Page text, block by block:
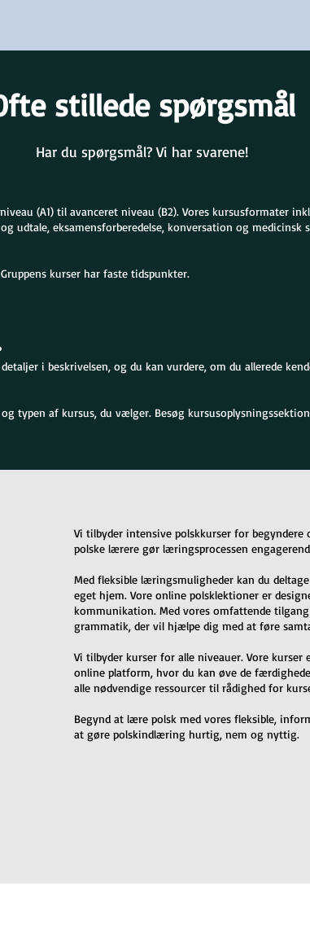
stillede spørgsmål
Har du spørgsmål? Vi har svarene!
(A1) til avanceret niveau (B2). Vores kursusformater
udtale, eksamensforberedelse, konversation og medicinsk
kurser har faste tidspunkter.
i beskrivelsen, og du kan vurdere, om du allerede
typen af kursus, du vælger. Besøg
Vi tilbyder intensive polskkurser for begyndere
polske lærere gør læringsprocessen
Med fleksible læringsmuligheder kan du
eget hjem. Vore online polsklektioner er
kommunikation. Med vores omfattende
grammatik, der vil hjælpe dig med at føre
Vi tilbyder kurser for alle niveauer. Vore kurser
online platform, hvor du kan øve de
alle nødvendige ressourcer til rådighed for
Begynd at lære polsk med vores fleksible,
at gøre polskindlæring hurtig, nem og nyttig.